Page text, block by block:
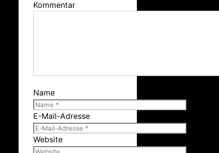
Kommentar
Name
E-Mail-Adresse
Website